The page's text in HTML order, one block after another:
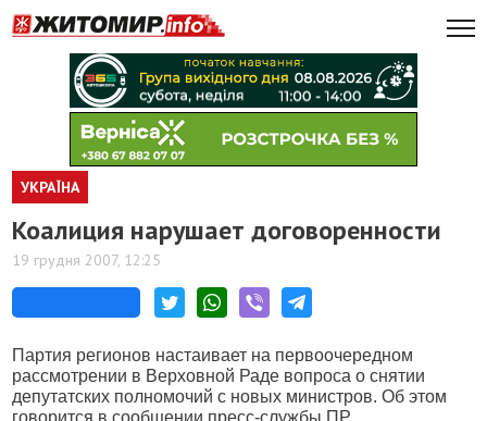
УКРАЇНА
Коалиция нарушает договоренности
19 грудня 2007, 12:25
Партия регионов настаивает на первоочередном
рассмотрении в Верховной Раде вопроса о снятии
депутатских полномочий с новых министров. Об этом
говорится в сообщении пресс-службы ПР.